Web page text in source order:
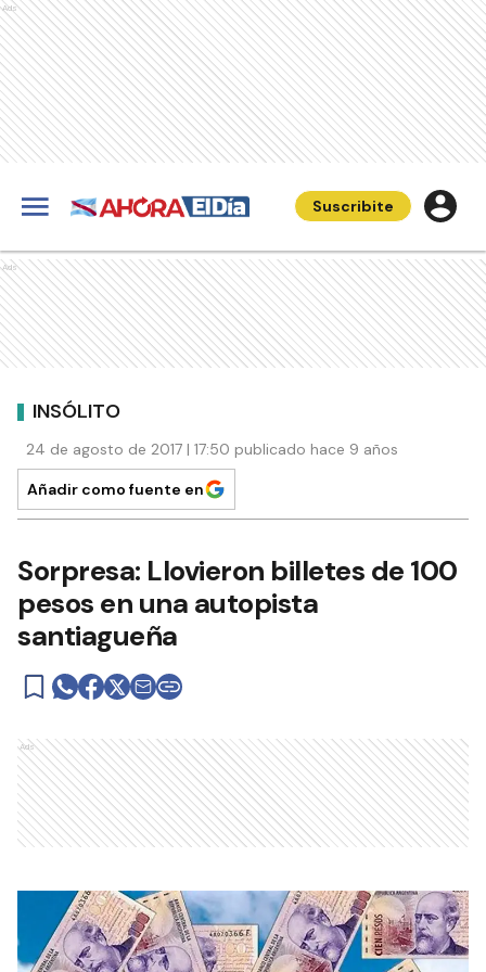
Ads
Suscribite
Ads
INSÓLITO
24 de agosto de 2017 | 17:50 publicado hace 9 años
Añadir como fuente en
Sorpresa: Llovieron billetes de 100
pesos en una autopista
santiagueña
Ads